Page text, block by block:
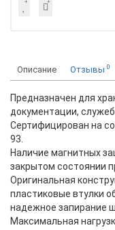
Описание Отзывы 0
Предназначен для
документации,
Сертифицирован на
93.
Наличие магнитных
закрытом состоянии
Оригинальная
пластиковые втулки
надежное запирание
Максимальная